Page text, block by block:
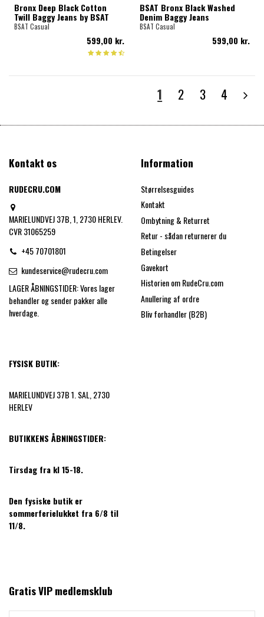
Bronx Deep Black Cotton
Twill Baggy Jeans by BSAT
BSAT Casual
599,00 kr.
BSAT Bronx Black Washed
Denim Baggy Jeans
BSAT Casual
599,00 kr.
1 2 3 4
Kontakt os
RUDECRU.COM
MARIELUNDVEJ 37B, 1, 2730 HERLEV.
CVR 31065259
+45 70701801
kundeservice@rudecru.com
LAGER ÅBNINGSTIDER: Vores lager
behandler og sender pakker alle
hverdage.
FYSISK BUTIK:
MARIELUNDVEJ 37B 1. SAL, 2730
HERLEV
BUTIKKENS ÅBNINGSTIDER:
Tirsdag fra kl 15-18.
Den fysiske butik er
sommerferielukket fra 6/8 til
11/8.
Information
Størrelsesguides
Kontakt
Ombytning & Returret
Retur - sådan returnerer du
Betingelser
Gavekort
Historien om RudeCru.com
Anullering af ordre
Bliv forhandler (B2B)
Gratis VIP medlemsklub